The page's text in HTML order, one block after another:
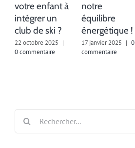
votre enfant à
intégrer un
club de ski ?
22 octobre 2025 |
0 commentaire
notre
équilibre
énergétique !
17 janvier 2025 | 0
commentaire